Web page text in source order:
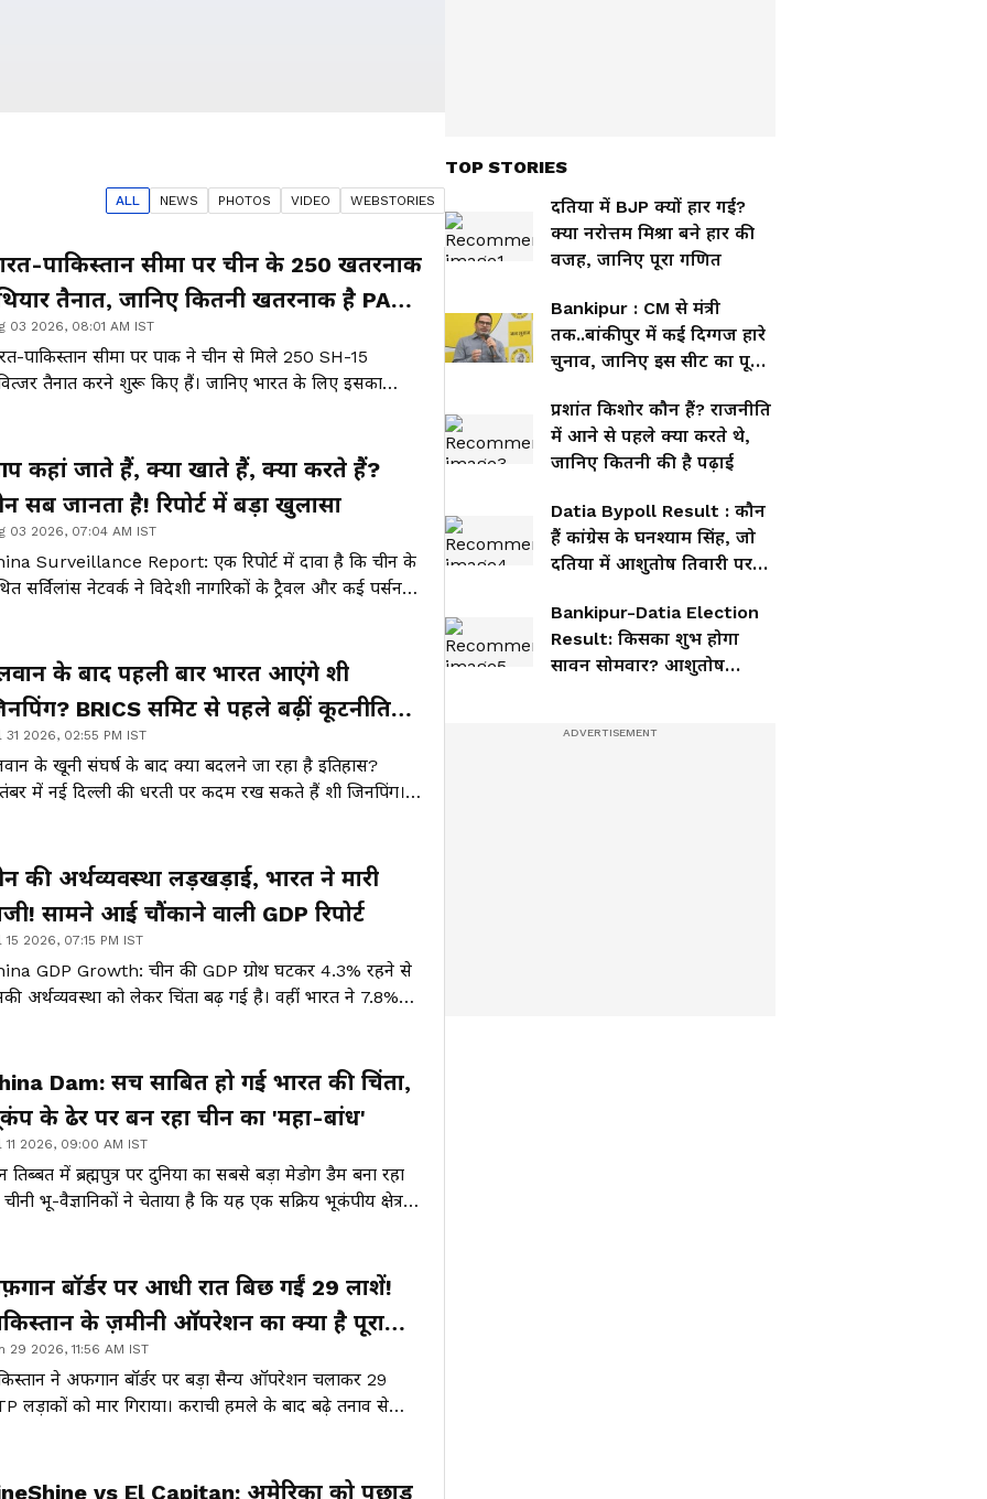
ALL NEWS PHOTOS VIDEO WEBSTORIES
पाकिस्तान सीमा पर चीन के 250 खतरनाक
तैनात, जानिए कितनी खतरनाक है PAK
ये चाल?
03 2026, 08:01 AM IST
पाकिस्तान सीमा पर पाक ने चीन से मिले 250 SH-15
तैनात करने शुरू किए हैं। जानिए भारत के लिए इसका
कहां जाते हैं, क्या खाते हैं, क्या करते हैं?
सब जानता है! रिपोर्ट में बड़ा खुलासा
03 2026, 07:04 AM IST
Surveillance Report: एक रिपोर्ट में दावा है कि चीन के
सर्विलांस नेटवर्क ने विदेशी नागरिकों के ट्रैवल और कई पर्सनल
के बाद पहली बार भारत आएंगे शी
BRICS समिट से पहले बढ़ीं कूटनीतिक
31 2026, 02:55 PM IST
के खूनी संघर्ष के बाद क्या बदलने जा रहा है इतिहास?
में नई दिल्ली की धरती पर कदम रख सकते हैं शी जिनपिंग।
की अर्थव्यवस्था लड़खड़ाई, भारत ने मारी
सामने आई चौंकाने वाली GDP रिपोर्ट
15 2026, 07:15 PM IST
GDP Growth: चीन की GDP ग्रोथ घटकर 4.3% रहने से
अर्थव्यवस्था को लेकर चिंता बढ़ गई है। वहीं भारत ने 7.8%
Dam: सच साबित हो गई भारत की चिंता,
के ढेर पर बन रहा चीन का 'महा-बांध'
11 2026, 09:00 AM IST
तिब्बत में ब्रह्मपुत्र पर दुनिया का सबसे बड़ा मेडोग डैम बना रहा
चीनी भू-वैज्ञानिकों ने चेताया है कि यह एक सक्रिय भूकंपीय क्षेत्र
बॉर्डर पर आधी रात बिछ गईं 29 लाशें!
के ज़मीनी ऑपरेशन का क्या है पूरा
29 2026, 11:56 AM IST
ने अफगान बॉर्डर पर बड़ा सैन्य ऑपरेशन चलाकर 29
लड़ाकों को मार गिराया। कराची हमले के बाद बढ़े तनाव से
vs El Capitan: अमेरिका को पछाड़
TOP STORIES
दतिया में BJP क्यों हार गई?
क्या नरोत्तम मिश्रा बने हार की
वजह, जानिए पूरा गणित
Bankipur : CM से मंत्री
तक..बांकीपुर में कई दिग्गज हारे
चुनाव, जानिए इस सीट का पूरा
प्रशांत किशोर कौन हैं? राजनीति
में आने से पहले क्या करते थे,
जानिए कितनी की है पढ़ाई
Datia Bypoll Result : कौन
हैं कांग्रेस के घनश्याम सिंह, जो
दतिया में आशुतोष तिवारी पर
Bankipur-Datia Election
Result: किसका शुभ होगा
सावन सोमवार? आशुतोष